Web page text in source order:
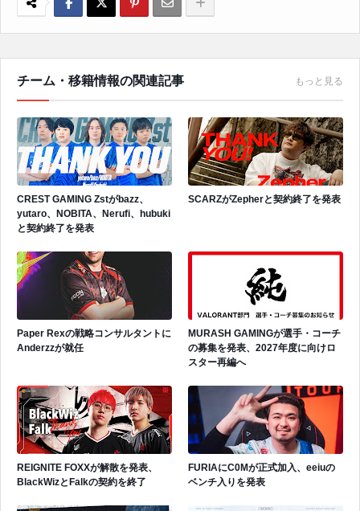
チーム・移籍情報の関連記事 もっと見る
CREST GAMING Zstがbazz、
yutaro、NOBITA、Nerufi、hubuki
と契約終了を発表
SCARZがZepherと契約終了を発表
Paper Rexの戦略コンサルタントに
Anderzzが就任
MURASH GAMINGが選手・コーチ
の募集を発表、2027年度に向けロ
スター再編へ
REIGNITE FOXXが解散を発表、
BlackWizとFalkの契約を終了
FURIAにC0Mが正式加入、eeiuの
ベンチ入りを発表